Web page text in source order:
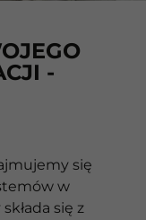
-
się
w
się z